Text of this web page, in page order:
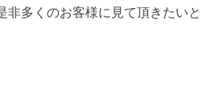
非多くのお客様に見て頂きたいと